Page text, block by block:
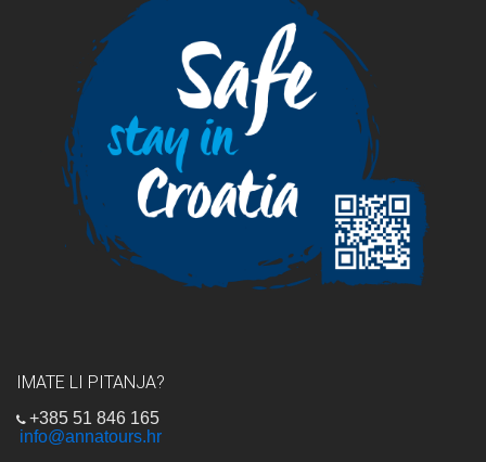
IMATE LI PITANJA?
+385 51 846 165
info@annatours.hr